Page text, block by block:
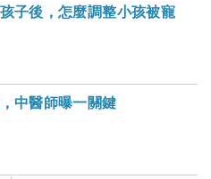
子後，怎麼調整小孩被寵
中醫師曝一關鍵